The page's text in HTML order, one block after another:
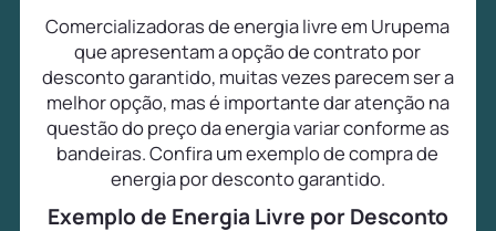
Comercializadoras de energia livre em Urupema
que apresentam a opção de contrato por
desconto garantido, muitas vezes parecem ser a
melhor opção, mas é importante dar atenção na
questão do preço da energia variar conforme as
bandeiras. Confira um exemplo de compra de
energia por desconto garantido.
Exemplo de Energia Livre por Desconto